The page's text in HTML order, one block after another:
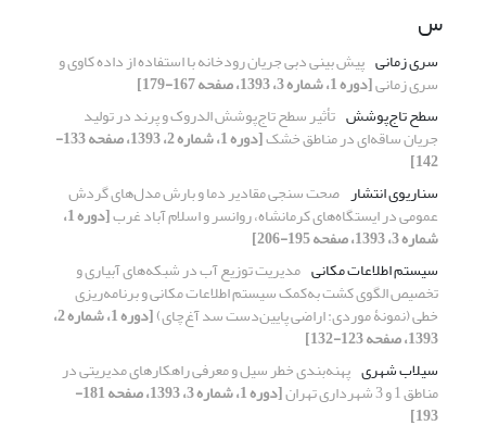
س
سری زمانی پیش بینی دبی جریان رودخانه با استفاده از داده کاوی و
سری زمانی[دوره 1، شماره 3، 1393، صفحه 167-179]
سطح تاج‌پوشش تأثیر سطح تاج‌پوشش الدروک و پرند در تولید
جریان ساقه‌ای در مناطق خشک [دوره 1، شماره 2، 1393، صفحه 133-
142]
سناریوی انتشار صحت سنجی مقادیر دما و بارش مدل‌های گردش
عمومی در ایستگاه‌های کرمانشاه، روانسر و اسلام آباد غرب [دوره 1،
شماره 3، 1393، صفحه 195-206]
سیستم اطلاعات مکانی مدیریت توزیع آب در شبکه‌های آبیاری و
تخصیص الگوی کشت به‌کمک سیستم اطلاعات مکانی و برنامه‌ریزی
خطی (نمونۀ موردی: اراضی پایین‌دست سد آغ‌چای) [دوره 1، شماره 2،
1393، صفحه 123-132]
سیلاب شهری پهنه‌بندی خطر سیل و معرفی راهکارهای مدیریتی در
مناطق 1 و 3 شهرداری تهران [دوره 1، شماره 3، 1393، صفحه 181-
193]